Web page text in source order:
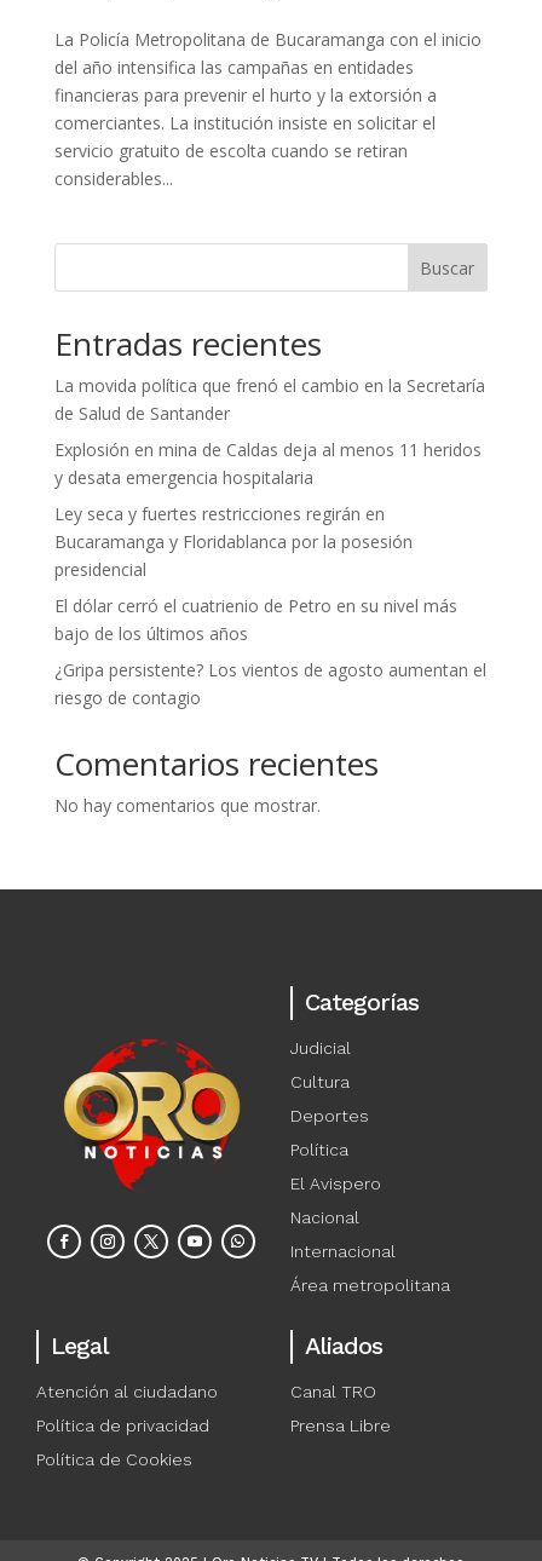
La Policía Metropolitana de Bucaramanga con el inicio
del año intensifica las campañas en entidades
financieras para prevenir el hurto y la extorsión a
comerciantes. La institución insiste en solicitar el
servicio gratuito de escolta cuando se retiran
considerables...
Buscar
Entradas recientes
La movida política que frenó el cambio en la Secretaría
de Salud de Santander
Explosión en mina de Caldas deja al menos 11 heridos
y desata emergencia hospitalaria
Ley seca y fuertes restricciones regirán en
Bucaramanga y Floridablanca por la posesión
presidencial
El dólar cerró el cuatrienio de Petro en su nivel más
bajo de los últimos años
¿Gripa persistente? Los vientos de agosto aumentan el
riesgo de contagio
Comentarios recientes
No hay comentarios que mostrar.
Categorías
Judicial
Cultura
Deportes
Política
El Avispero
Nacional
Internacional
Área metropolitana
Legal
Atención al ciudadano
Política de privacidad
Política de Cookies
Aliados
Canal TRO
Prensa Libre